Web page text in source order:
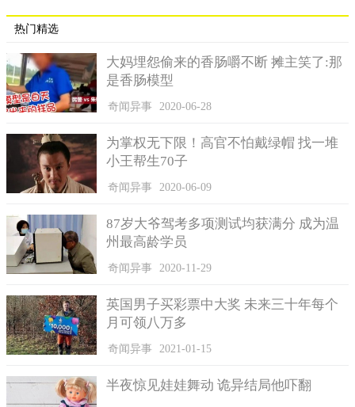
送抱时，实则很难把持得住，就会轻易被诱惑。
热门精选
大妈埋怨偷来的香肠嚼不断 摊主笑了:那
是香肠模型
奇闻异事 2020-06-28
为掌权无下限！高官不怕戴绿帽 找一堆
小王帮生70子
奇闻异事 2020-06-09
87岁大爷驾考多项测试均获满分 成为温
州最高龄学员
奇闻异事 2020-11-29
英国男子买彩票中大奖 未来三十年每个
月可领八万多
奇闻异事 2021-01-15
半夜惊见娃娃舞动 诡异结局他吓翻